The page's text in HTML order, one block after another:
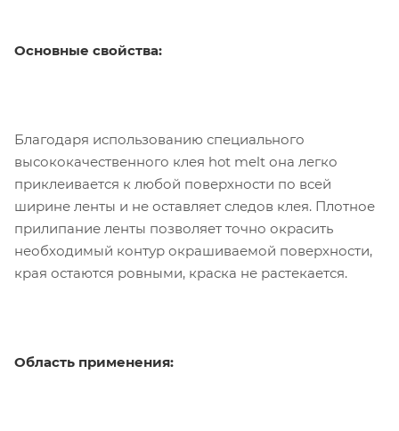
Основные свойства:
Благодаря использованию специального
высококачественного клея hot melt она легко
приклеивается к любой поверхности по всей
ширине ленты и не оставляет следов клея. Плотное
прилипание ленты позволяет точно окрасить
необходимый контур окрашиваемой поверхности,
края остаются ровными, краска не растекается.
Область применения: